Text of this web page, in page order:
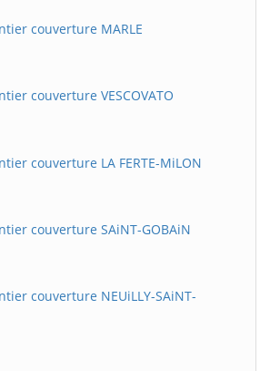
couverture MARLE
couverture VESCOVATO
couverture LA FERTE-MiLON
couverture SAiNT-GOBAiN
couverture NEUiLLY-SAiNT-